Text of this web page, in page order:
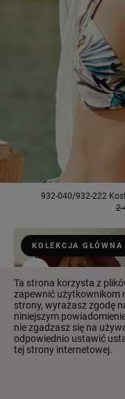
932-040/932-222
2
KOLEKCJA GŁÓWNA
Ta strona korzysta z
zapewnić użytkownikom
strony, wyrażasz zgodę
niniejszym
nie zgadzasz się na
odpowiednio ustawić
tej strony internetowej.